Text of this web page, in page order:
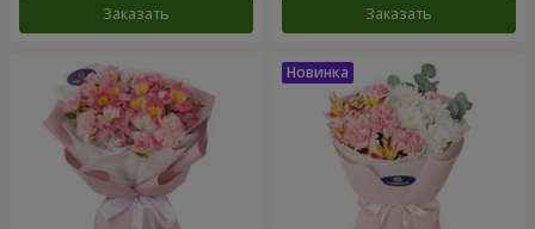
Заказать Заказать